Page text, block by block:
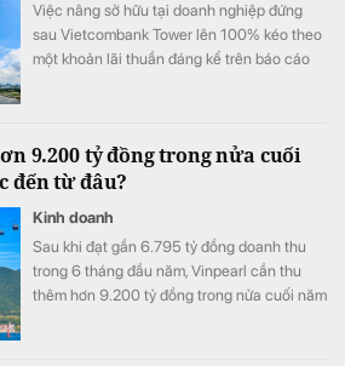
Việc nâng sở hữu tại doanh nghiệp đứng
sau Vietcombank Tower lên 100% kéo theo
một khoản lãi thuần đáng kể trên báo cáo
9.200 tỷ đồng trong nửa cuối
đến từ đâu?
Kinh doanh
Sau khi đạt gần 6.795 tỷ đồng doanh thu
trong 6 tháng đầu năm, Vinpearl cần thu
thêm hơn 9.200 tỷ đồng trong nửa cuối năm